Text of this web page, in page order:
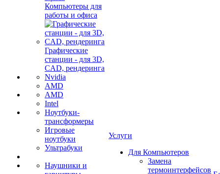
Компьютеры для
работы и офиса
Графические
станции - для 3D,
CAD, рендеринга
Nvidia
AMD
AMD
Intel
Ноутбуки-
трансформеры
Игровые
ноутбуки
Ультрабуки
Наушники и
Услуги
Для Компьютеров
Замена
термоинтерфейсов